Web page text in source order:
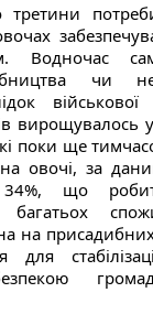
Водночас
чи
військової
вирощувалось
поки ще
овочі, за
34%, що
на